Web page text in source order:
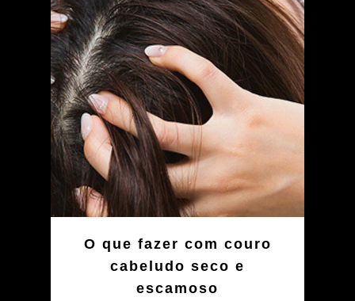
O que fazer com couro
cabeludo seco e
escamoso